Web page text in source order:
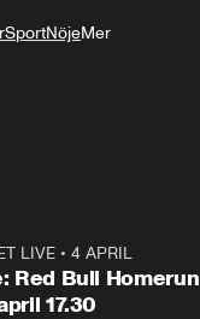
SportNöjeMer
LIVE •4 APRIL
Red Bull Homerun
17.30